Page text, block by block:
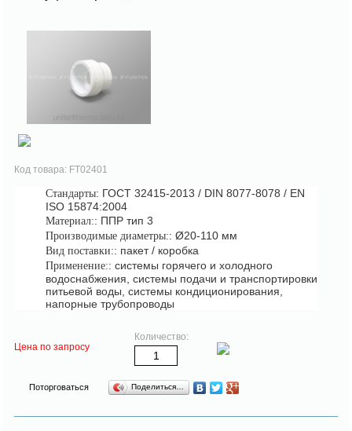
Код товара: FT02401
Стандарты: ГОСТ 32415-2013 / DIN 8077-8078 / EN
ISO 15874:2004
Материал:: ППР тип 3
Производимые диаметры:: Ø20-110 мм
Вид поставки:: пакет / коробка
Применение:: системы горячего и холодного
водоснабжения, системы подачи и транспортировки
питьевой воды, системы кондиционирования,
напорные трубопроводы
Цена по запросу
Количество:
Поторговаться Поделиться…